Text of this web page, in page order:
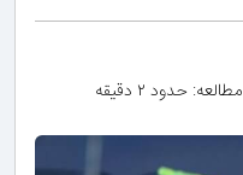
مطالعه: حدود ۲ دقیقه